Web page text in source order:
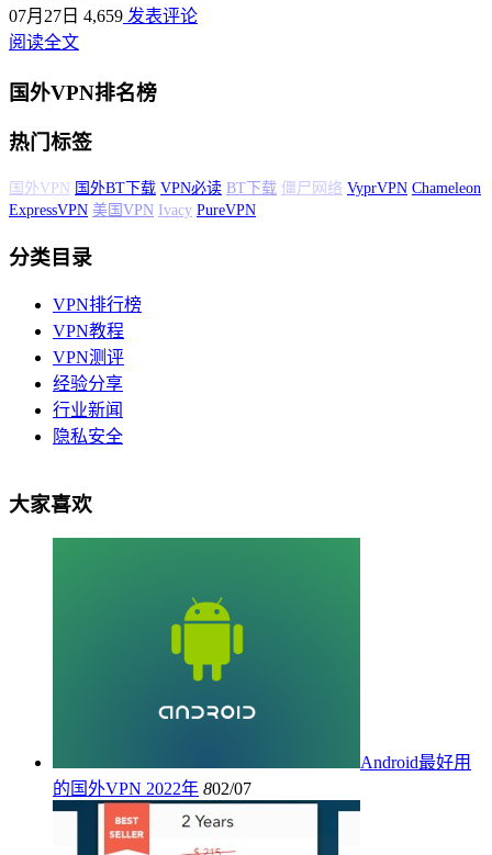
07月27日 4,659 发表评论
阅读全文
国外VPN排名榜
热门标签
国外BT下载 VPN必读 BT下载 僵尸网络 VyprVPN Chameleon
ExpressVPN 美国VPN Ivacy PureVPN
分类目录
VPN排行榜
VPN教程
VPN测评
经验分享
行业新闻
隐私安全
大家喜欢
Android最好用
的国外VPN 2022年 802/07